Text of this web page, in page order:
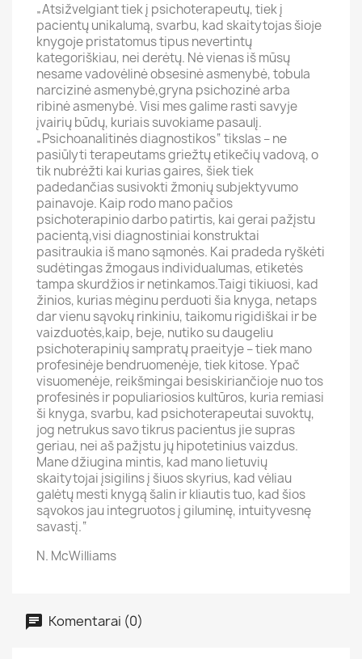
„Atsižvelgiant tiek į psichoterapeutų, tiek į
pacientų unikalumą, svarbu, kad skaitytojas šioje
knygoje pristatomus tipus nevertintų
kategoriškiau, nei derėtų. Nė vienas iš mūsų
nesame vadovėlinė obsesinė asmenybė, tobula
narcizinė asmenybė,gryna psichozinė arba
ribinė asmenybė. Visi mes galime rasti savyje
įvairių būdų, kuriais suvokiame pasaulį.
„Psichoanalitinės diagnostikos“ tikslas – ne
pasiūlyti terapeutams griežtų etikečių vadovą, o
tik nubrėžti kai kurias gaires, šiek tiek
padedančias susivokti žmonių subjektyvumo
painavoje. Kaip rodo mano pačios
psichoterapinio darbo patirtis, kai gerai pažįstu
pacientą,visi diagnostiniai konstruktai
pasitraukia iš mano sąmonės. Kai pradeda ryškėti
sudėtingas žmogaus individualumas, etiketės
tampa skurdžios ir netinkamos.Taigi tikiuosi, kad
žinios, kurias mėginu perduoti šia knyga, netaps
dar vienu sąvokų rinkiniu, taikomu rigidiškai ir be
vaizduotės,kaip, beje, nutiko su daugeliu
psichoterapinių sampratų praeityje – tiek mano
profesinėje bendruomenėje, tiek kitose. Ypač
visuomenėje, reikšmingai besiskiriančioje nuo tos
profesinės ir populiariosios kultūros, kuria remiasi
ši knyga, svarbu, kad psichoterapeutai suvoktų,
jog netrukus savo tikrus pacientus jie supras
geriau, nei aš pažįstu jų hipotetinius vaizdus.
Mane džiugina mintis, kad mano lietuvių
skaitytojai įsigilins į šiuos skyrius, kad vėliau
galėtų mesti knygą šalin ir kliautis tuo, kad šios
sąvokos jau integruotos į giluminę, intuityvesnę
savastį.“
N. McWilliams
Komentarai (0)